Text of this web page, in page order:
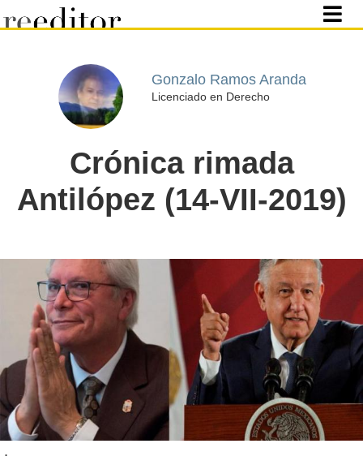
Gonzalo Ramos Aranda
Licenciado en Derecho
Crónica rimada
Antilópez (14-VII-2019)
.